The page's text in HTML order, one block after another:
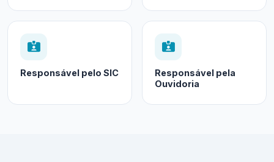
Responsável pelo SIC
Responsável pela
Ouvidoria